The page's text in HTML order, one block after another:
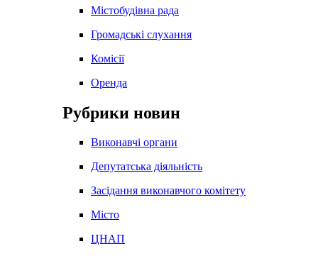
Містобудівна рада
Громадські слухання
Комісії
Оренда
Рубрики новин
Виконавчі органи
Депутатська діяльність
Засідання виконавчого комітету
Місто
ЦНАП